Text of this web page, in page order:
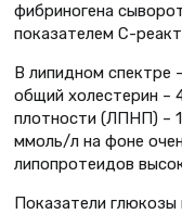
фибриногена
показателем С-
В липидном спектре
общий холестерин –
плотности (ЛПНП) –
ммоль/л на фоне
липопротеидов
Показатели глюкозы